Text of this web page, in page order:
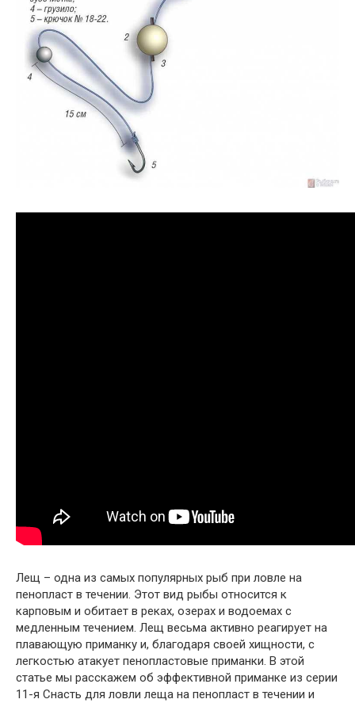
Лещ – одна из самых популярных рыб при ловле на
пенопласт в течении. Этот вид рыбы относится к
карповым и обитает в реках, озерах и водоемах с
медленным течением. Лещ весьма активно реагирует на
плавающую приманку и, благодаря своей хищности, с
легкостью атакует пенопластовые приманки. В этой
статье мы расскажем об эффективной приманке из серии
11-я Снасть для ловли леща на пенопласт в течении и